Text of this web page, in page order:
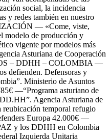
social, la incidencia
y redes también en nuestro
— «Come, viste,
modelo de producción y
vigente por modelos más
Asturiana de Cooperación
– DDHH – COLOMBIA —
defienden. Defensoras y
Ministerio de Asuntos
—“Programa asturiano de
Agencia Asturiana de
temporal refugio
Europa 42.000€ —
y los DDHH en Colombia
Izquierda Unitaria